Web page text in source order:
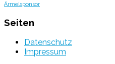
Ärmelsponsor
Seiten
Datenschutz
Impressum